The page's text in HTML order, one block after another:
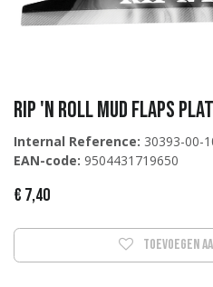
Rip 'n Roll mud flaps
Internal Reference: 30393-00-
EAN-code: 9504431719650
€ 7,40
Toevoegen